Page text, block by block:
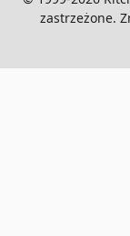
zastrzeżone.